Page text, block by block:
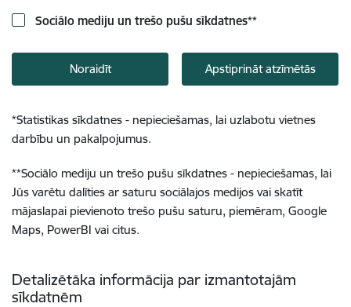
Sociālo mediju un trešo pušu sīkdatnes**
Noraidīt Apstiprināt atzīmētās
*Statistikas sīkdatnes - nepieciešamas, lai uzlabotu vietnes
darbību un pakalpojumus.
**Sociālo mediju un trešo pušu sīkdatnes - nepieciešamas, lai
Jūs varētu dalīties ar saturu sociālajos medijos vai skatīt
mājaslapai pievienoto trešo pušu saturu, piemēram, Google
Maps, PowerBI vai citus.
Detalizētāka informācija par izmantotajām
sīkdatnēm